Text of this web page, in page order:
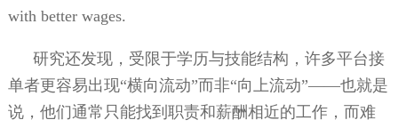
with better wages.
研究还发现，受限于学历与技能结构，许多平台接
单者更容易出现“横向流动”而非“向上流动”——也就是
说，他们通常只能找到职责和薪酬相近的工作，而难